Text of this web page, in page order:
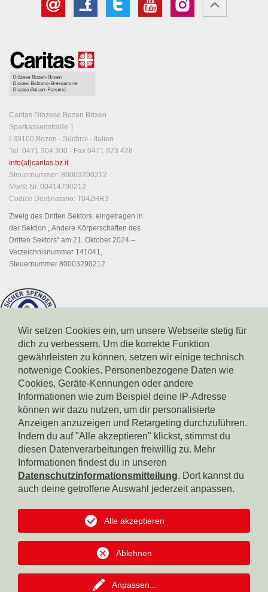
Caritas Diözese Bozen Brixen
Sparkassenstraße 1
I-39100 Bozen - Südtirol - Italien
Tel. 0471 304 300 - Fax 0471 973 428
info(at)caritas.bz.it
Steuernummer: 80003290212
MwSt-Nr. 00414790212
Codice Destinatario: T04ZHR3
Zweig des Dritten Sektors, eingetragen in
der Sektion „ Andere Körperschaften des
Dritten Sektors“ am 21. Oktober 2024 –
Verzeichnisnummer 141041,
Steuernummer 80003290212
Spendenkonto Südtiroler Sparkasse
IBAN: IT17X0604511601000000110801
BIC: CRBZIT2B001
Spendenkonto Intesa Sanpaolo
IBAN: IT18B0306911619000006000065
BIC: BCITITMM
IBAN: IT42F0349311600000300200018
BIC: RZSBIT2B
Spendenkonto Südtiroler Volksbank
IBAN: IT12R0585611601050571000032
BIC: BPAAIT2B050
Wir setzen Cookies ein, um unsere Webseite stetig für
dich zu verbessern. Um die korrekte Funktion
gewährleisten zu können, setzen wir einige technisch
notwenige Cookies. Personenbezogene Daten wie
Cookies, Geräte-Kennungen oder andere
Informationen wie zum Beispiel deine IP-Adresse
können wir dazu nutzen, um dir personalisierte
Anzeigen anzuzeigen und Retargeting durchzuführen.
Indem du auf "Alle akzeptieren" klickst, stimmst du
diesen Datenverarbeitungen freiwillig zu. Mehr
Informationen findest du in unseren
Datenschutzinformationsmitteilung. Dort kannst du
auch deine getroffene Auswahl jederzeit anpassen.
Anpassen
Ablehnen
Alle akzeptieren